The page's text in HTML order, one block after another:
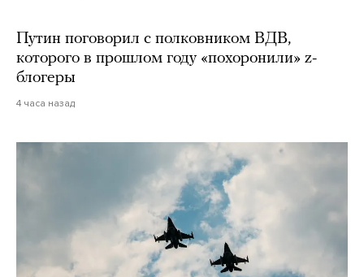
Путин поговорил с полковником ВДВ,
которого в прошлом году «похоронили» z-
блогеры
4 часа назад